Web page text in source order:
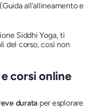
all'allineamento e
Siddhi Yoga, ti
del corso, così non
corsi online
durata per esplorare